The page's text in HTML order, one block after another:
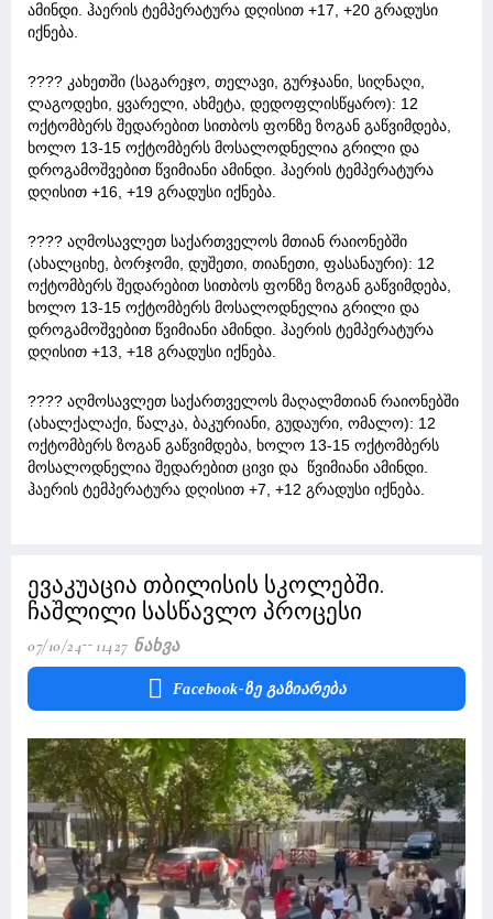
ამინდი. ჰაერის ტემპერატურა დღისით +17, +20 გრადუსი
იქნება.
???? კახეთში (საგარეჯო, თელავი, გურჯაანი, სიღნაღი,
ლაგოდეხი, ყვარელი, ახმეტა, დედოფლისწყარო): 12
ოქტომბერს შედარებით სითბოს ფონზე ზოგან გაწვიმდება,
ხოლო 13-15 ოქტომბერს მოსალოდნელია გრილი და
დროგამოშვებით წვიმიანი ამინდი. ჰაერის ტემპერატურა
დღისით +16, +19 გრადუსი იქნება.
???? აღმოსავლეთ საქართველოს მთიან რაიონებში
(ახალციხე, ბორჯომი, დუშეთი, თიანეთი, ფასანაური): 12
ოქტომბერს შედარებით სითბოს ფონზე ზოგან გაწვიმდება,
ხოლო 13-15 ოქტომბერს მოსალოდნელია გრილი და
დროგამოშვებით წვიმიანი ამინდი. ჰაერის ტემპერატურა
დღისით +13, +18 გრადუსი იქნება.
???? აღმოსავლეთ საქართველოს მაღალმთიან რაიონებში
(ახალქალაქი, წალკა, ბაკურიანი, გუდაური, ომალო): 12
ოქტომბერს ზოგან გაწვიმდება, ხოლო 13-15 ოქტომბერს
მოსალოდნელია შედარებით ცივი და წვიმიანი ამინდი.
ჰაერის ტემპერატურა დღისით +7, +12 გრადუსი იქნება.
ევაკუაცია თბილისის სკოლებში.
ჩაშლილი სასწავლო პროცესი
07/10/24 11427 Ნახვა
Facebook-Ზე Გაზიარება